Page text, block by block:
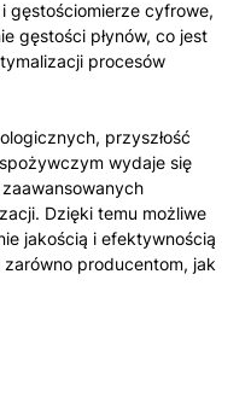
gęstościomierze cyfrowe,
gęstości płynów, co jest
procesów
przyszłość
wydaje się
Dzięki temu możliwe
jakością i efektywnością
producentom, jak